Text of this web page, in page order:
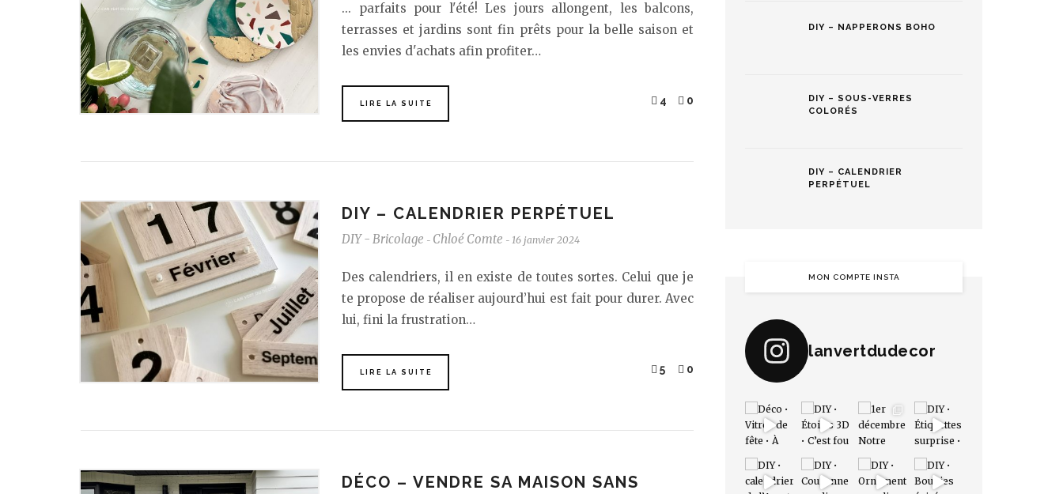
... parfaits pour l'été! Les jours allongent, les balcons,
terrasses et jardins sont fin prêts pour la belle saison et
les envies d'achats afin profiter…
LIRE LA SUITE 4 0
DIY – CALENDRIER PERPÉTUEL
DIY - Bricolage - Chloé Comte - 16 janvier 2024
Des calendriers, il en existe de toutes sortes. Celui que je
te propose de réaliser aujourd’hui est fait pour durer. Avec
lui, fini la frustration…
LIRE LA SUITE 5 0
DÉCO – VENDRE SA MAISON SANS
DIY – NAPPERONS BOHO
DIY – SOUS-VERRES
COLORÉS
DIY – CALENDRIER
PERPÉTUEL
MON COMPTE INSTA
lanvertdudecor